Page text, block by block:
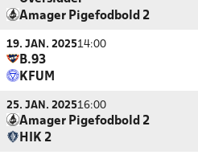
Amager Pigefodbold 2
19. JAN. 202514:00
B.93
KFUM
25. JAN. 202516:00
Amager Pigefodbold 2
HIK 2